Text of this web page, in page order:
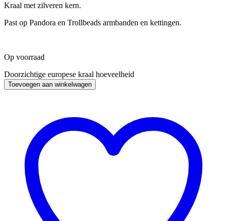
Kraal met zilveren kern.
Past op Pandora en Trollbeads armbanden en kettingen.
Op voorraad
Doorzichtige europese kraal hoeveelheid
Toevoegen aan winkelwagen